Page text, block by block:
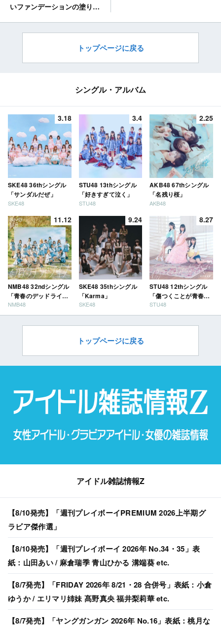
いファンデーションの塗り方
トップページに戻る
シングル・アルバム
3.18
SKE48 36thシングル
「サンダルだぜ」
SKE48
3.4
STU48 13thシングル
「好きすぎて泣く」
STU48
2.25
AKB48 67thシングル
「名残り桜」
AKB48
11.12
NMB48 32ndシングル
「青春のデッドライ
ン」
NMB48
9.24
SKE48 35thシングル
「Karma」
SKE48
8.27
STU48 12thシングル
「傷つくことが青春
だ」
STU48
トップページに戻る
アイドル雑誌情報Z
【8/10発売】「週刊プレイボーイPREMIUM 2026上半期グ
ラビア傑作選」
【8/10発売】「週刊プレイボーイ 2026年 No.34・35」表
紙：山田あい / 麻倉瑞季 青山ひかる 溝端葵 etc.
【8/7発売】「FRIDAY 2026年 8/21・28 合併号」表紙：小倉
ゆうか / エリマリ姉妹 髙野真央 福井梨莉華 etc.
【8/7発売】「ヤングガンガン 2026年 No.16」表紙：桃月な